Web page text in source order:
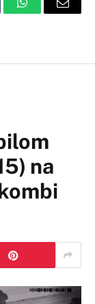
WhatsAppEmail
na